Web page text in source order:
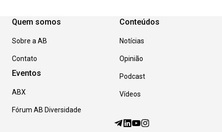
Quem somos
Sobre a AB
Contato
Eventos
ABX
Fórum AB Diversidade
Conteúdos
Notícias
Opinião
Podcast
Vídeos